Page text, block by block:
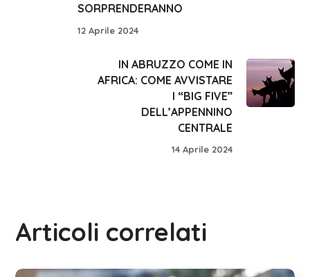
SORPRENDERANNO
12 Aprile 2024
IN ABRUZZO COME IN
AFRICA: COME AVVISTARE
I “BIG FIVE”
DELL’APPENNINO
CENTRALE
14 Aprile 2024
Articoli correlati